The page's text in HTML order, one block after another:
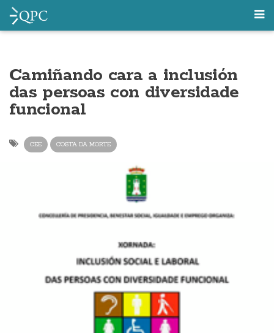
Camiñando cara a inclusión
das persoas con diversidade
funcional
CEE COSTA DA MORTE